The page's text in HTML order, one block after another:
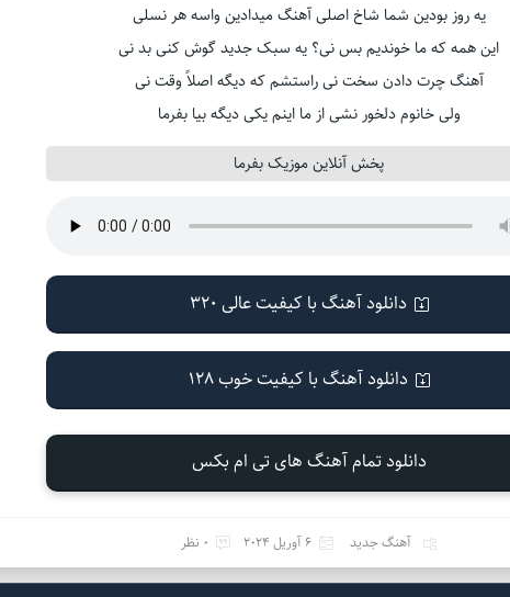
یه روز بودین شما شاخ اصلی آهنگ میدادین واسه هر نسلی
این همه که ما خوندیم بس نی؟ یه سبک جدید گوش کنی بد نی
آهنگ چرت دادن سخت نی راستشم که دیگه اصلاً وقت نی
ولی خانوم دلخور نشی از ما اینم یکی دیگه بیا بفرما
پخش آنلاین موزیک بفرما
دانلود آهنگ با کیفیت عالی 320
دانلود آهنگ با کیفیت خوب 128
دانلود تمام آهنگ های تی ام بکس
آهنگ جدید 6 آوریل 2024 0 نظر